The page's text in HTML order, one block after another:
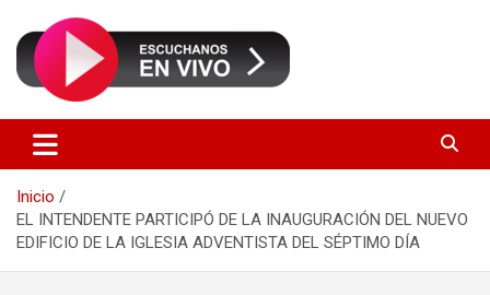
FM Patagonia Madryn
Inicio
EL INTENDENTE PARTICIPÓ DE LA INAUGURACIÓN DEL NUEVO
EDIFICIO DE LA IGLESIA ADVENTISTA DEL SÉPTIMO DÍA